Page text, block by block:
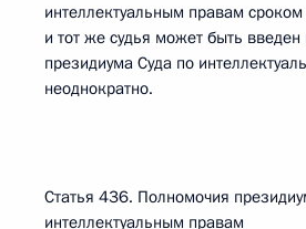
интеллектуальным правам
и тот же судья может быть введен
президиума Суда по
неоднократно.
Статья 436. Полномочия
интеллектуальным правам